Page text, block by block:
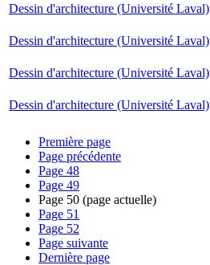
Dessin d'architecture (Université Laval)
Dessin d'architecture (Université Laval)
Dessin d'architecture (Université Laval)
Dessin d'architecture (Université Laval)
Première page
Page précédente
Page 48
Page 49
Page 50 (page actuelle)
Page 51
Page 52
Page suivante
Dernière page